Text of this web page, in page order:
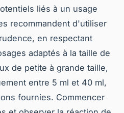
liés à un usage
recommandent d'utiliser
en respectant
adaptés à la taille de
de petite à grande taille,
entre 5 ml et 40 ml,
fournies. Commencer